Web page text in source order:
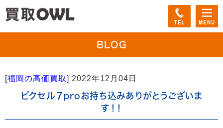
BLOG
[福岡の高価買取] 2022年12月04日
ピクセル７proお持ち込みありがとうございま
す！！